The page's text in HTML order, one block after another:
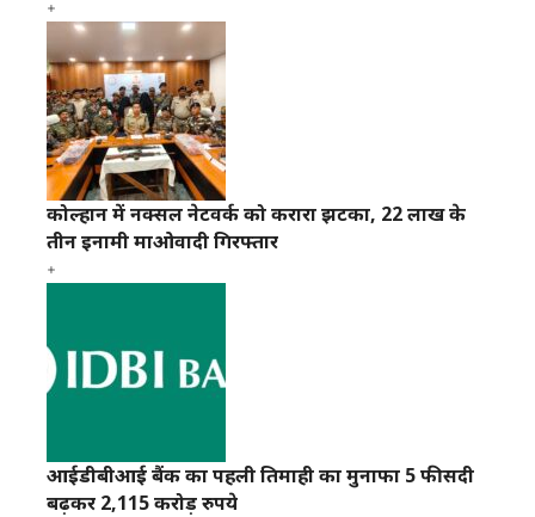
कोल्हान में नक्सल नेटवर्क को करारा झटका, 22 लाख के
तीन इनामी माओवादी गिरफ्तार
आईडीबीआई बैंक का पहली तिमाही का मुनाफा 5 फीसदी
बढ़कर 2,115 करोड़ रुपये